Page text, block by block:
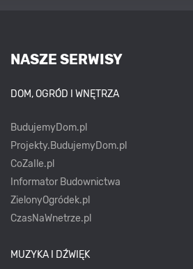
NASZE SERWISY
DOM, OGRÓD I WNĘTRZA
BudujemyDom.pl
Projekty.BudujemyDom.pl
CoZaIle.pl
Informator Budownictwa
ZielonyOgródek.pl
CzasNaWnetrze.pl
MUZYKA I DŹWIĘK